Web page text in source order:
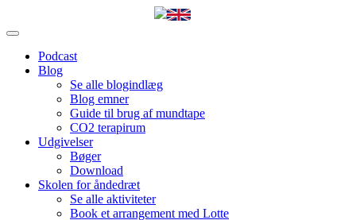
Podcast
Blog
Se alle blogindlæg
Blog emner
Guide til brug af mundtape
CO2 terapirum
Udgivelser
Bøger
Download
Skolen for åndedræt
Se alle aktiviteter
Book et arrangement med Lotte